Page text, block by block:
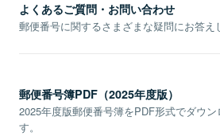
よくあるご質問・お問い合わせ
郵便番号に関するさまざまな疑問にお答え
郵便番号簿PDF（2025年度版）
2025年度版郵便番号簿をPDF形式でダウン
す。